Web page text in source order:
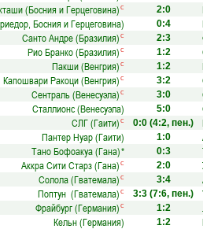
(Босния и Герцеговина)с 2:0
Босния и Герцеговина)
0:4
Санто Андре (Бразилия) с 2:3
Рио Бранко (Бразилия) с 1:2
Пакши (Венгрия) с 1:2
Капошвари Ракоци (Венгрия) с 3:2
Сентраль (Венесуэла) с 3:0
Сталлионс (Венесуэла)
5:0
СЛГ (Гаити) с 0:0 (4:2, пен.)
Пантер Нуар (Гаити)
1:0
Тано Бофоакуа (Гана)* 0:3
Аккра Сити Старз (Гана) с 2:0
Солола (Гватемала) с 3:4
Поптун (Гватемала) с 3:3 (7:6, пен.)
Фрайбург (Германия) с 1:2
Кельн (Германия)
1:2